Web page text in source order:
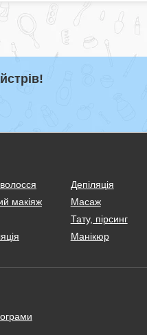
макіяж
Депіляція
Масаж
Тату, пірсинг
Манікюр